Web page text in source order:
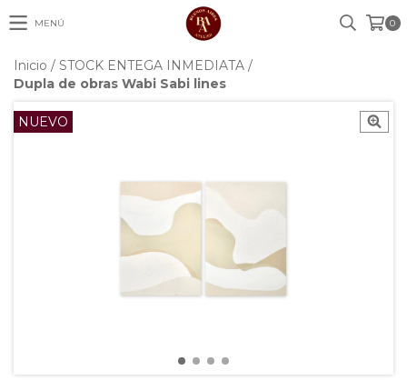
MENÚ 0
Inicio / STOCK ENTEGA INMEDIATA /
Dupla de obras Wabi Sabi lines
NUEVO